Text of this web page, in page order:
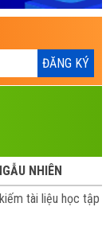
NHIÊN
tài liệu học tập